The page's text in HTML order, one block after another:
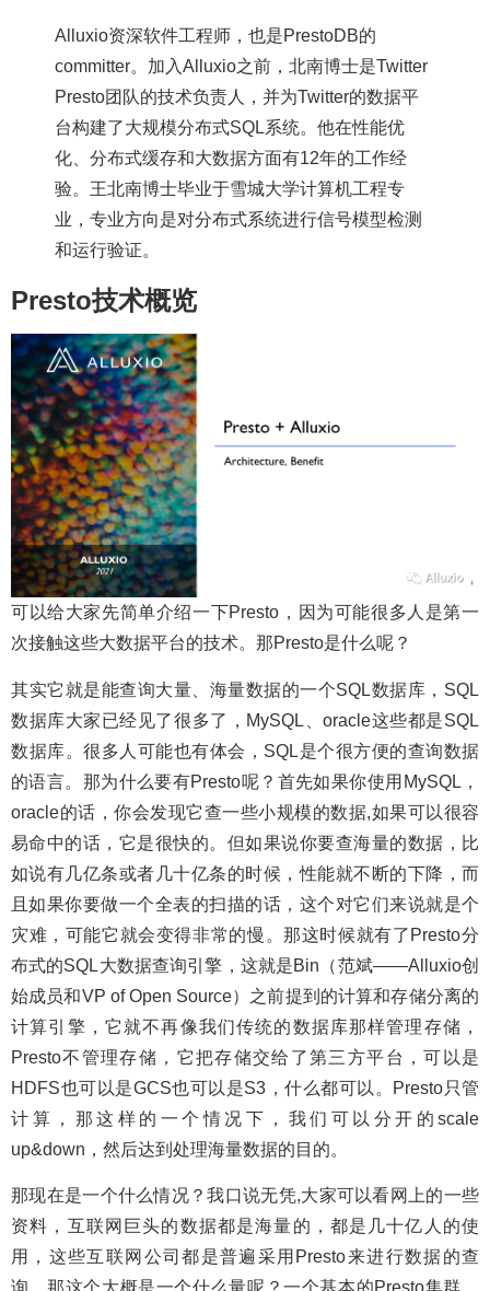
Alluxio资深软件工程师，也是PrestoDB的
committer。加入Alluxio之前，北南博士是Twitter
Presto团队的技术负责人，并为Twitter的数据平
台构建了大规模分布式SQL系统。他在性能优
化、分布式缓存和大数据方面有12年的工作经
验。王北南博士毕业于雪城大学计算机工程专
业，专业方向是对分布式系统进行信号模型检测
和运行验证。
Presto技术概览
可以给大家先简单介绍一下Presto，因为可能很多人是第一
次接触这些大数据平台的技术。那Presto是什么呢？
其实它就是能查询大量、海量数据的一个SQL数据库，SQL
数据库大家已经见了很多了，MySQL、oracle这些都是SQL
数据库。很多人可能也有体会，SQL是个很方便的查询数据
的语言。那为什么要有Presto呢？首先如果你使用MySQL，
oracle的话，你会发现它查一些小规模的数据,如果可以很容
易命中的话，它是很快的。但如果说你要查海量的数据，比
如说有几亿条或者几十亿条的时候，性能就不断的下降，而
且如果你要做一个全表的扫描的话，这个对它们来说就是个
灾难，可能它就会变得非常的慢。那这时候就有了Presto分
布式的SQL大数据查询引擎，这就是Bin（范斌——Alluxio创
始成员和VP of Open Source）之前提到的计算和存储分离的
计算引擎，它就不再像我们传统的数据库那样管理存储，
Presto不管理存储，它把存储交给了第三方平台，可以是
HDFS也可以是GCS也可以是S3，什么都可以。Presto只管
计算，那这样的一个情况下，我们可以分开的scale
up&down，然后达到处理海量数据的目的。
那现在是一个什么情况？我口说无凭,大家可以看网上的一些
资料，互联网巨头的数据都是海量的，都是几十亿人的使
用，这些互联网公司都是普遍采用Presto来进行数据的查